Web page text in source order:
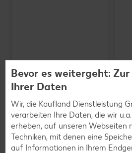
SCHWARZWALDMILCH
Bioland frische Vollmilch,
3,8 % Fett
Bevor es weitergeht:
Ihrer Daten
Wir, die Kaufland Dienstleistung
verarbeiten Ihre Daten, die wir
erheben, auf unseren Webseiten
Techniken, mit denen eine
auf Informationen in Ihrem